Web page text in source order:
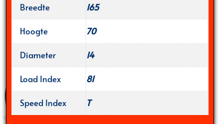
Breedte
165
Hoogte
70
Diameter
14
Load Index
81
Speed Index
T